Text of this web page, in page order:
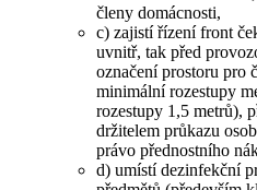
členy domácnosti,
c) zajistí řízení front
uvnitř, tak před
označení prostoru pro
minimální rozestupy
rozestupy 1,5 metrů),
držitelem průkazu
právo přednostního
d) umístí dezinfekční